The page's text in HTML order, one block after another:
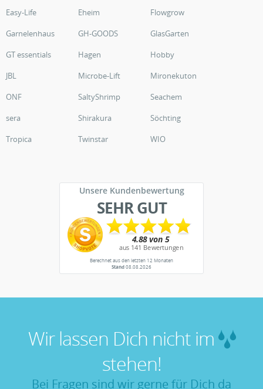
Easy-Life
Eheim
Flowgrow
Garnelenhaus
GH-GOODS
GlasGarten
GT essentials
Hagen
Hobby
JBL
Microbe-Lift
Mironekuton
ONF
SaltyShrimp
Seachem
sera
Shirakura
Söchting
Tropica
Twinstar WIO
Unsere Kundenbewertung
SEHR GUT
Berechnet aus den letzten 12 Monaten
Stand08.08.2026
Wir lassen Dich nicht im
stehen!
Bei Fragen sind wir gerne für Dich da